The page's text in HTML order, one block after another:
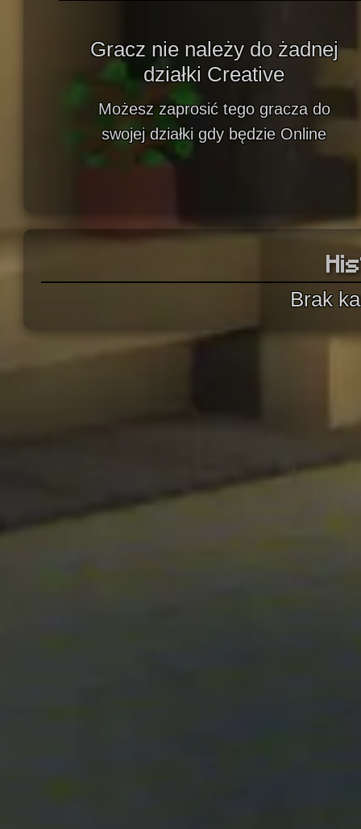
Gracz nie należy do żadnej
działki Creative
Możesz zaprosić tego gracza do
swojej działki gdy będzie Online
Brak